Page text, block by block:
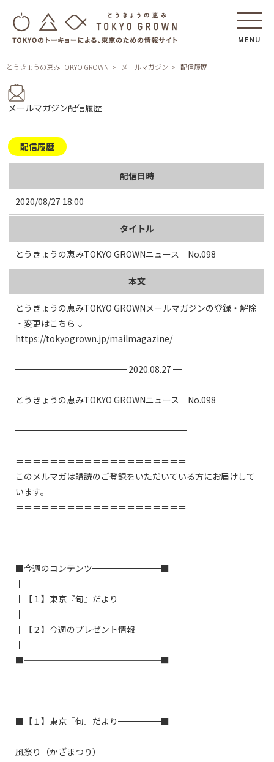
MENU
とうきょうの恵みTOKYO GROWN メールマガジン 配信履歴
メールマガジン配信履歴
配信履歴
配信日時
2020/08/27 18:00
タイトル
とうきょうの恵みTOKYO GROWNニュース No.098
本文
とうきょうの恵みTOKYO GROWNメールマガジンの登録・解除
・変更はこちら↓
https://tokyogrown.jp/mailmagazine/
━━━━━━━━━━━━━ 2020.08.27 ━
とうきょうの恵みTOKYO GROWNニュース　No.098
━━━━━━━━━━━━━━━━━━━━
＝＝＝＝＝＝＝＝＝＝＝＝＝＝＝＝＝＝＝＝
このメルマガは購読のご登録をいただいている方にお届けして
います。
＝＝＝＝＝＝＝＝＝＝＝＝＝＝＝＝＝＝＝＝
■今週のコンテンツ━━━━━━━━■
┃
┃【１】東京『旬』だより
┃
┃【２】今週のプレゼント情報
┃
■━━━━━━━━━━━━━━━━■
■【１】東京『旬』だより━━━━━■
風祭り（かざまつり）